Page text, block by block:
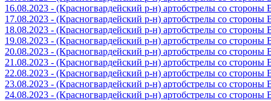
16.08.2023 - (Красногвардейский р-н) артобстрелы со
17.08.2023 - (Красногвардейский р-н) артобстрелы со
18.08.2023 - (Красногвардейский р-н) артобстрелы со
19.08.2023 - (Красногвардейский р-н) артобстрелы со
20.08.2023 - (Красногвардейский р-н) артобстрелы со
21.08.2023 - (Красногвардейский р-н) артобстрелы со
22.08.2023 - (Красногвардейский р-н) артобстрелы со
23.08.2023 - (Красногвардейский р-н) артобстрелы со
24.08.2023 - (Красногвардейский р-н) артобстрелы со